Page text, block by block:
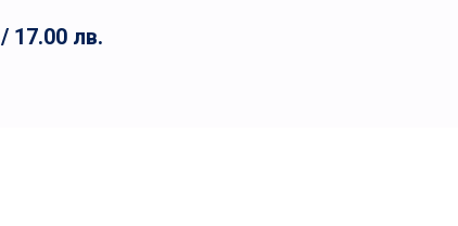
/ 17.00 лв.